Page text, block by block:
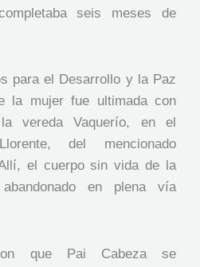
seis meses de
para el Desarrollo y la Paz
la mujer fue ultimada con
vereda Vaquerío, en el
del mencionado
el cuerpo sin vida de la
en plena vía
que Pai Cabeza se